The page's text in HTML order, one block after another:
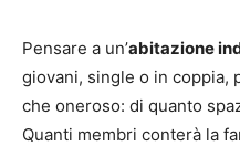
Pensare a un’abitazione
giovani, single o in coppia,
che oneroso: di quanto
Quanti membri conterà la